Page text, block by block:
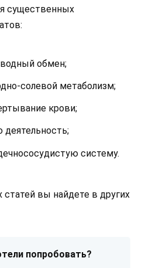
существенных
обмен;
солевой метаболизм;
крови;
систему.
вы найдете в других
попробовать?